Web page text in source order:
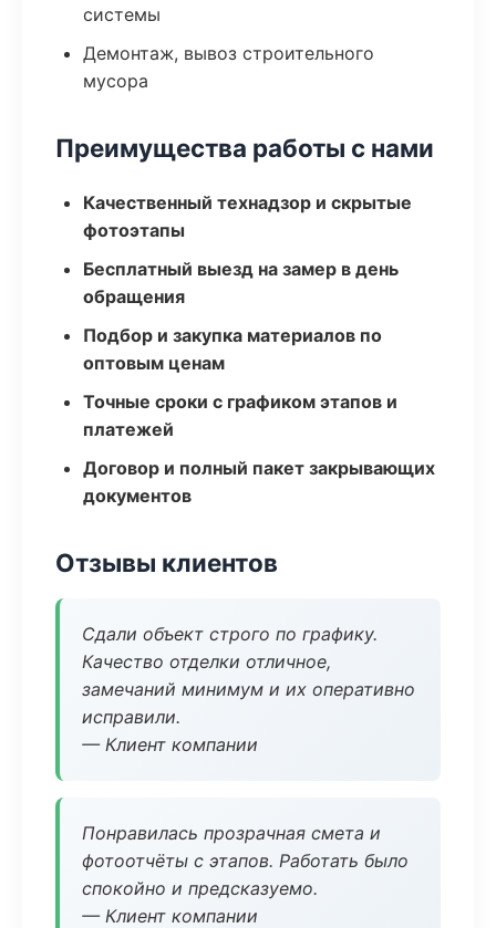
системы
Демонтаж, вывоз строительного
мусора
Преимущества работы с нами
Качественный технадзор и скрытые
фотоэтапы
Бесплатный выезд на замер в день
обращения
Подбор и закупка материалов по
оптовым ценам
Точные сроки с графиком этапов и
платежей
Договор и полный пакет закрывающих
документов
Отзывы клиентов
Сдали объект строго по графику.
Качество отделки отличное,
замечаний минимум и их оперативно
исправили.
— Клиент компании
Понравилась прозрачная смета и
фотоотчёты с этапов. Работать было
спокойно и предсказуемо.
— Клиент компании